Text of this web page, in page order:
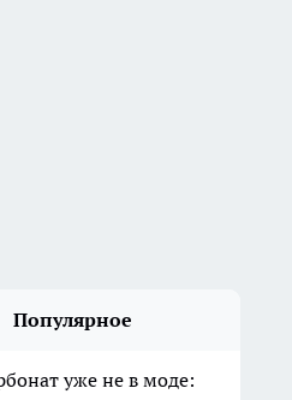
Популярное
уже не в моде: